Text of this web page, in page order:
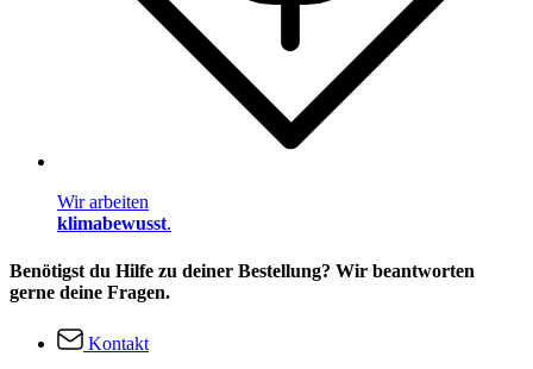
Wir arbeiten
klimabewusst.
Benötigst du Hilfe zu deiner Bestellung? Wir beantworten
gerne deine Fragen.
Kontakt